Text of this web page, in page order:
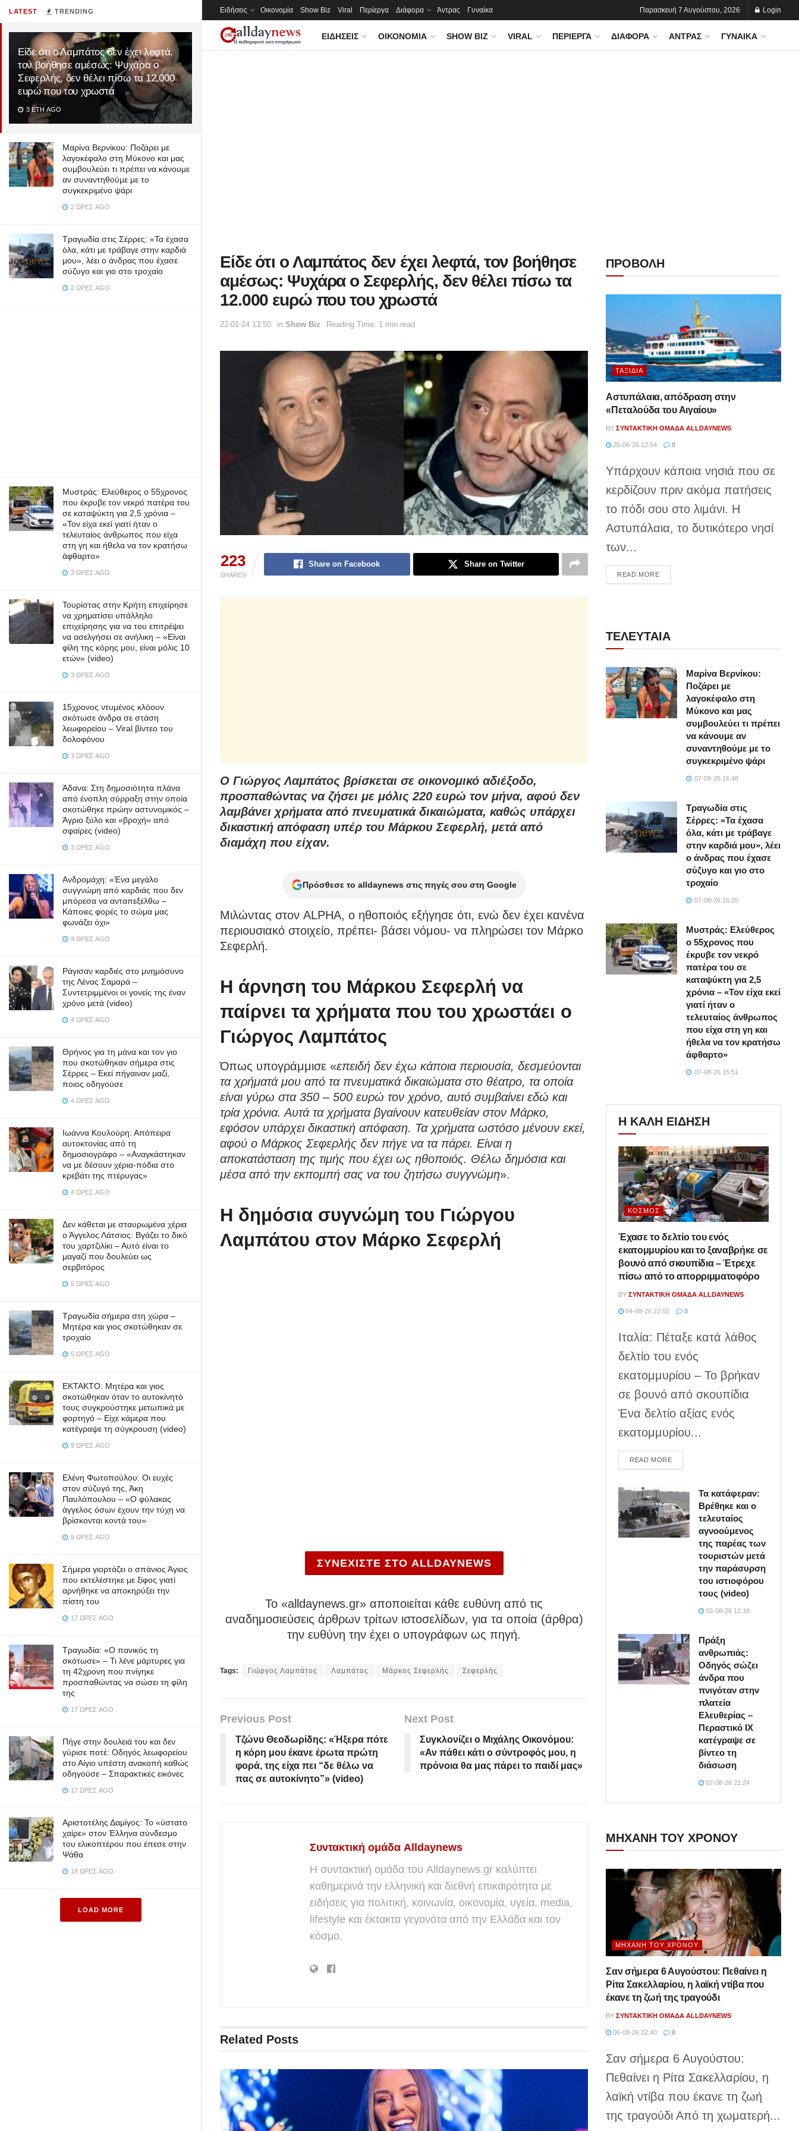
LATEST TRENDING
Είδε ότι ο Λαμπάτος δεν έχει λeφτά,
τον βοήθησε αμέσως: Ψυχάρα ο
Σεφερλής, δεν θέλει πίσω τα 12.000
εuρώ που του χpωστά
3 ΈΤΗ AGO
Μαρίνα Βερνίκου: Ποζάρει με
λαγοκέφαλο στη Μύκονο και μας
συμβουλεύει τι πρέπει να κάνουμε
αν συναντηθούμε με το
συγκεκριμένο ψάρι
2 ΏΡΕΣ AGO
Τραγωδία στις Σέρρες: «Τα έχασα
όλα, κάτι με τράβαγε στην καρδιά
μου», λέει ο άνδρας που έχασε
σύζυγο και γιο στο τροχαίο
2 ΏΡΕΣ AGO
Μυστράς: Ελεύθερος ο 55χρονος
που έκρυβε τον νεκρό πατέρα του
σε καταψύκτη για 2,5 χρόνια –
«Τον είχα εκεί γιατί ήταν ο
τελευταίος άνθρωπος που είχα
στη γη και ήθελα να τον κρατήσω
άφθαρτο»
3 ΏΡΕΣ AGO
Τουρίστας στην Κρήτη επιχείρησε
να χρηματίσει υπάλληλο
επιχείρησης για να του επιτρέψει
να ασελγήσει σε ανήλικη – «Είναι
φίλη της κόρης μου, είναι μόλις 10
ετών» (video)
3 ΏΡΕΣ AGO
15χρονος ντυμένος κλόουν
σκότωσε άνδρα σε στάση
λεωφορείου – Viral βίντεο του
δολοφόνου
3 ΏΡΕΣ AGO
Άδανα: Στη δημοσιότητα πλάνα
από ένοπλη σύρραξη στην οποία
σκοτώθηκε πρώην αστυνομικός –
Άγριο ξύλο και «βροχή» από
σφαίρες (video)
3 ΏΡΕΣ AGO
Ανδρομάχη: «Ένα μεγάλο
συγγνώμη από καρδιάς που δεν
μπόρεσα να ανταπεξέλθω –
Κάποιες φορές το σώμα μας
φωνάζει όχι»
4 ΏΡΕΣ AGO
Ράγισαν καρδιές στο μνημόσυνο
της Λένας Σαμαρά –
Συντετριμμένοι οι γονείς της έναν
χρόνο μετά (video)
4 ΏΡΕΣ AGO
Θρήνος για τη μάνα και τον γιο
που σκοτώθηκαν σήμερα στις
Σέρρες – Εκεί πήγαιναν μαζί,
ποιος οδηγούσε
4 ΏΡΕΣ AGO
Ιωάννα Κουλούρη: Απόπειρα
αυτοκτονίας από τη
δημοσιογράφο – «Aναγκάστηκαν
να με δέσουν χέρια-πόδια στο
κρεβάτι της πτέρυγας»
4 ΏΡΕΣ AGO
Δεν κάθεται με σταυρωμένα χέρια
ο Άγγελος Λάτσιος: Βγάζει το δικό
του χαρτζιλίκι – Αυτό είναι το
μαγαζί που δουλεύει ως
σερβιτόρος
5 ΏΡΕΣ AGO
Τραγωδία σήμερα στη χώρα –
Μητέρα και γιος σκοτώθηκαν σε
τροχαίο
5 ΏΡΕΣ AGO
ΕΚΤΑΚΤΟ: Μητέρα και γιος
σκοτώθηκαν όταν το αυτοκίνητό
τους συγκρούστηκε μετωπικά με
φορτηγό – Είχε κάμερα που
κατέγραψε τη σύγκρουση (video)
9 ΏΡΕΣ AGO
Ελένη Φωτοπούλου: Οι ευχές
στον σύζυγό της, Άκη
Παυλόπουλου – «Ο φύλακας
άγγελος όσων έχουν την τύχη να
βρίσκονται κοντά του»
9 ΏΡΕΣ AGO
Σήμερα γιορτάζει ο σπάνιος Άγιος
που εκτελέστηκε με ξίφος γιατί
αρνήθηκε να αποκηρύξει την
πίστη του
17 ΏΡΕΣ AGO
Τραγωδία: «Ο πανικός τη
σκότωσε» – Τι λένε μάρτυρες για
τη 42χρονη που πνίγηκε
προσπαθώντας να σώσει τη φίλη
της
17 ΏΡΕΣ AGO
Πήγε στην δουλειά του και δεν
γύρισε ποτέ: Οδηγός λεωφορείου
στο Αίγιο υπέστη ανακοπή καθώς
οδηγούσε – Σπαρακτικές εικόνες
17 ΏΡΕΣ AGO
Αριστοτέλης Δαμίγος: Το «ύστατο
χαίρε» στον Έλληνα σύνδεσμο
του ελικοπτέρου που έπεσε στην
Ψάθα
18 ΏΡΕΣ AGO
LOAD MORE
Ειδήσεις Οικονομία Show Biz Viral Περίεργα Διάφορα Άντρας Γυναίκα Παρασκευή 7 Αυγούστου, 2026 Login
ΕΙΔΉΣΕΙΣ ΟΙΚΟΝΟΜΊΑ SHOW BIZ VIRAL ΠΕΡΊΕΡΓΑ ΔΙΆΦΟΡΑ ΆΝΤΡΑΣ ΓΥΝΑΊΚΑ
Είδε ότι ο Λαμπάτος δεν έχει λeφτά, τον βοήθησε
αμέσως: Ψυχάρα ο Σεφερλής, δεν θέλει πίσω τα
12.000 εuρώ που του χpωστά
22-01-24 13:50 in Show Biz Reading Time: 1 min read
223
SHARES
Share on Facebook Share on Twitter
Ο Γιώργος Λαμπάτος βρίσκεται σε οικονομικό αδιέξοδο,
προσπαθώντας να ζήσει με μόλις 220 ευρώ τον μήνα, αφού δεν
λαμβάνει χρήματα από πνευματικά δικαιώματα, καθώς υπάρχει
δικαστική απόφαση υπέρ του Μάρκου Σεφερλή, μετά από
διαμάχη που είχαν.
Πρόσθεσε το alldaynews στις πηγές σου στη Google
Μιλώντας στον ALPHA, ο ηθοποιός εξήγησε ότι, ενώ δεν έχει κανένα
περιουσιακό στοιχείο, πρέπει- βάσει νόμου- να πληρώσει τον Μάρκο
Σεφερλή.
Η άρνηση του Μάρκου Σεφερλή να
παίρνει τα χρήματα που του χρωστάει ο
Γιώργος Λαμπάτος
Όπως υπογράμμισε «επειδή δεν έχω κάποια περιουσία, δεσμεύονται
τα χρήματά μου από τα πνευματικά δικαιώματα στο θέατρο, τα οποία
είναι γύρω στα 350 – 500 ευρώ τον χρόνο, αυτό συμβαίνει εδώ και
τρία χρόνια. Αυτά τα χρήματα βγαίνουν κατευθείαν στον Μάρκο,
εφόσον υπάρχει δικαστική απόφαση. Τα χρήματα ωστόσο μένουν εκεί,
αφού ο Μάρκος Σεφερλής δεν πήγε να τα πάρει. Είναι η
αποκατάσταση της τιμής που έχει ως ηθοποιός. Θέλω δημόσια και
μέσα από την εκπομπή σας να του ζητήσω συγγνώμη».
Η δημόσια συγνώμη του Γιώργου
Λαμπάτου στον Μάρκο Σεφερλή
ΣΥΝΕΧΙΣΤΕ ΣΤΟ ALLDAYNEWS
To «alldaynews.gr» αποποιείται κάθε ευθύνη από τις
αναδημοσιεύσεις άρθρων τρίτων ιστοσελίδων, για τα οποία (άρθρα)
την ευθύνη την έχει ο υπογράφων ως πηγή.
Tags: Γιώργος Λαμπάτος Λαμπάτος Μάρκος Σεφερλής Σεφερλής
Previous Post
Τζώνυ Θεοδωρίδης: «Ήξερα πότε
η κόρη μου έκανε έρωτα πρώτη
φορά, της είχα πει “δε θέλω να
πας σε αυτοκίνητο”» (video)
Next Post
Συγκλονίζει ο Μιχάλης Οικονόμου:
«Αν πάθει κάτι ο σύντροφός μου, η
πρόνοια θα μας πάρει το παιδί μας»
Συντακτική ομάδα Alldaynews
Η συντακτική ομάδα του Alldaynews.gr καλύπτει
καθημερινά την ελληνική και διεθνή επικαιρότητα με
ειδήσεις για πολιτική, κοινωνία, οικονομία, υγεία, media,
lifestyle και έκτακτα γεγονότα από την Ελλάδα και τον
κόσμο.
Related Posts
ΠΡΟΒΟΛΗ
ΤΑΞΊΔΙΑ
Αστυπάλαια, απόδραση στην
«Πεταλούδα του Αιγαίου»
BY ΣΥΝΤΑΚΤΙΚΉ ΟΜΆΔΑ ALLDAYNEWS
25-06-26 12:54 0
Υπάρχουν κάποια νησιά που σε
κερδίζουν πριν ακόμα πατήσεις
το πόδι σου στο λιμάνι. Η
Αστυπάλαια, το δυτικότερο νησί
των...
READ MOREDETAILS
ΤΕΛΕΥΤΑΙΑ
Μαρίνα Βερνίκου:
Ποζάρει με
λαγοκέφαλο στη
Μύκονο και μας
συμβουλεύει τι πρέπει
να κάνουμε αν
συναντηθούμε με το
συγκεκριμένο ψάρι
07-08-26 16:48
Τραγωδία στις
Σέρρες: «Τα έχασα
όλα, κάτι με τράβαγε
στην καρδιά μου», λέει
ο άνδρας που έχασε
σύζυγο και γιο στο
τροχαίο
07-08-26 16:25
Μυστράς: Ελεύθερος
ο 55χρονος που
έκρυβε τον νεκρό
πατέρα του σε
καταψύκτη για 2,5
χρόνια – «Τον είχα εκεί
γιατί ήταν ο
τελευταίος άνθρωπος
που είχα στη γη και
ήθελα να τον κρατήσω
άφθαρτο»
07-08-26 15:51
Η ΚΑΛΗ ΕΙΔΗΣΗ
ΚΌΣΜΟΣ
Έχασε το δελτίο του ενός
εκατομμυρίου και το ξαναβρήκε σε
βουνό από σκουπίδια – Έτρεχε
πίσω από το απορριμματοφόρο
BY ΣΥΝΤΑΚΤΙΚΉ ΟΜΆΔΑ ALLDAYNEWS
04-08-26 22:02 0
Ιταλία: Πέταξε κατά λάθος
δελτίο του ενός
εκατομμυρίου – Το βρήκαν
σε βουνό από σκουπίδια
Ένα δελτίο αξίας ενός
εκατομμυρίου...
READ MOREDETAILS
Τα κατάφεραν:
Βρέθηκε και ο
τελευταίος
αγνοούμενος
της παρέας των
τουριστών μετά
την παράσυρση
του ιστιοφόρου
τους (video)
03-08-26 12:18
Πράξη
ανθρωπιάς:
Οδηγός σώζει
άνδρα που
πνιγόταν στην
πλατεία
Ελευθερίας –
Περαστικό ΙΧ
κατέγραψε σε
βίντεο τη
διάσωση
02-08-26 21:24
ΜΗΧΑΝΗ ΤΟΥ ΧΡΟΝΟΥ
ΜΗΧΑΝΉ ΤΟΥ ΧΡΌΝΟΥ
Σαν σήμερα 6 Αυγούστου: Πεθαίνει η
Ρίτα Σακελλαρίου, η λαϊκή ντίβα που
έκανε τη ζωή της τραγούδι
BY ΣΥΝΤΑΚΤΙΚΉ ΟΜΆΔΑ ALLDAYNEWS
06-08-26 22:40 0
Σαν σήμερα 6 Αυγούστου:
Πεθαίνει η Ρίτα Σακελλαρίου, η
λαϊκή ντίβα που έκανε τη ζωή
της τραγούδι Από τη χωματερή...